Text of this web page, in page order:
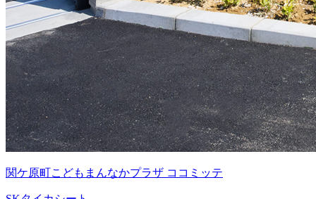
関ケ原町こどもまんなかプラザ ココミッテ